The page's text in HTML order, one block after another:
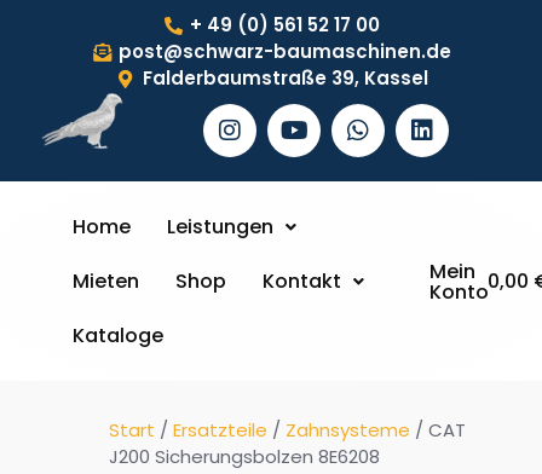
+ 49 (0) 561 52 17 00
post@schwarz-baumaschinen.de
Falderbaumstraße 39, Kassel
Home
Leistungen
Mieten
Shop
Kontakt
Kataloge
Mein
Konto0,00
Start / Ersatzteile / Zahnsysteme / CAT
J200 Sicherungsbolzen 8E6208